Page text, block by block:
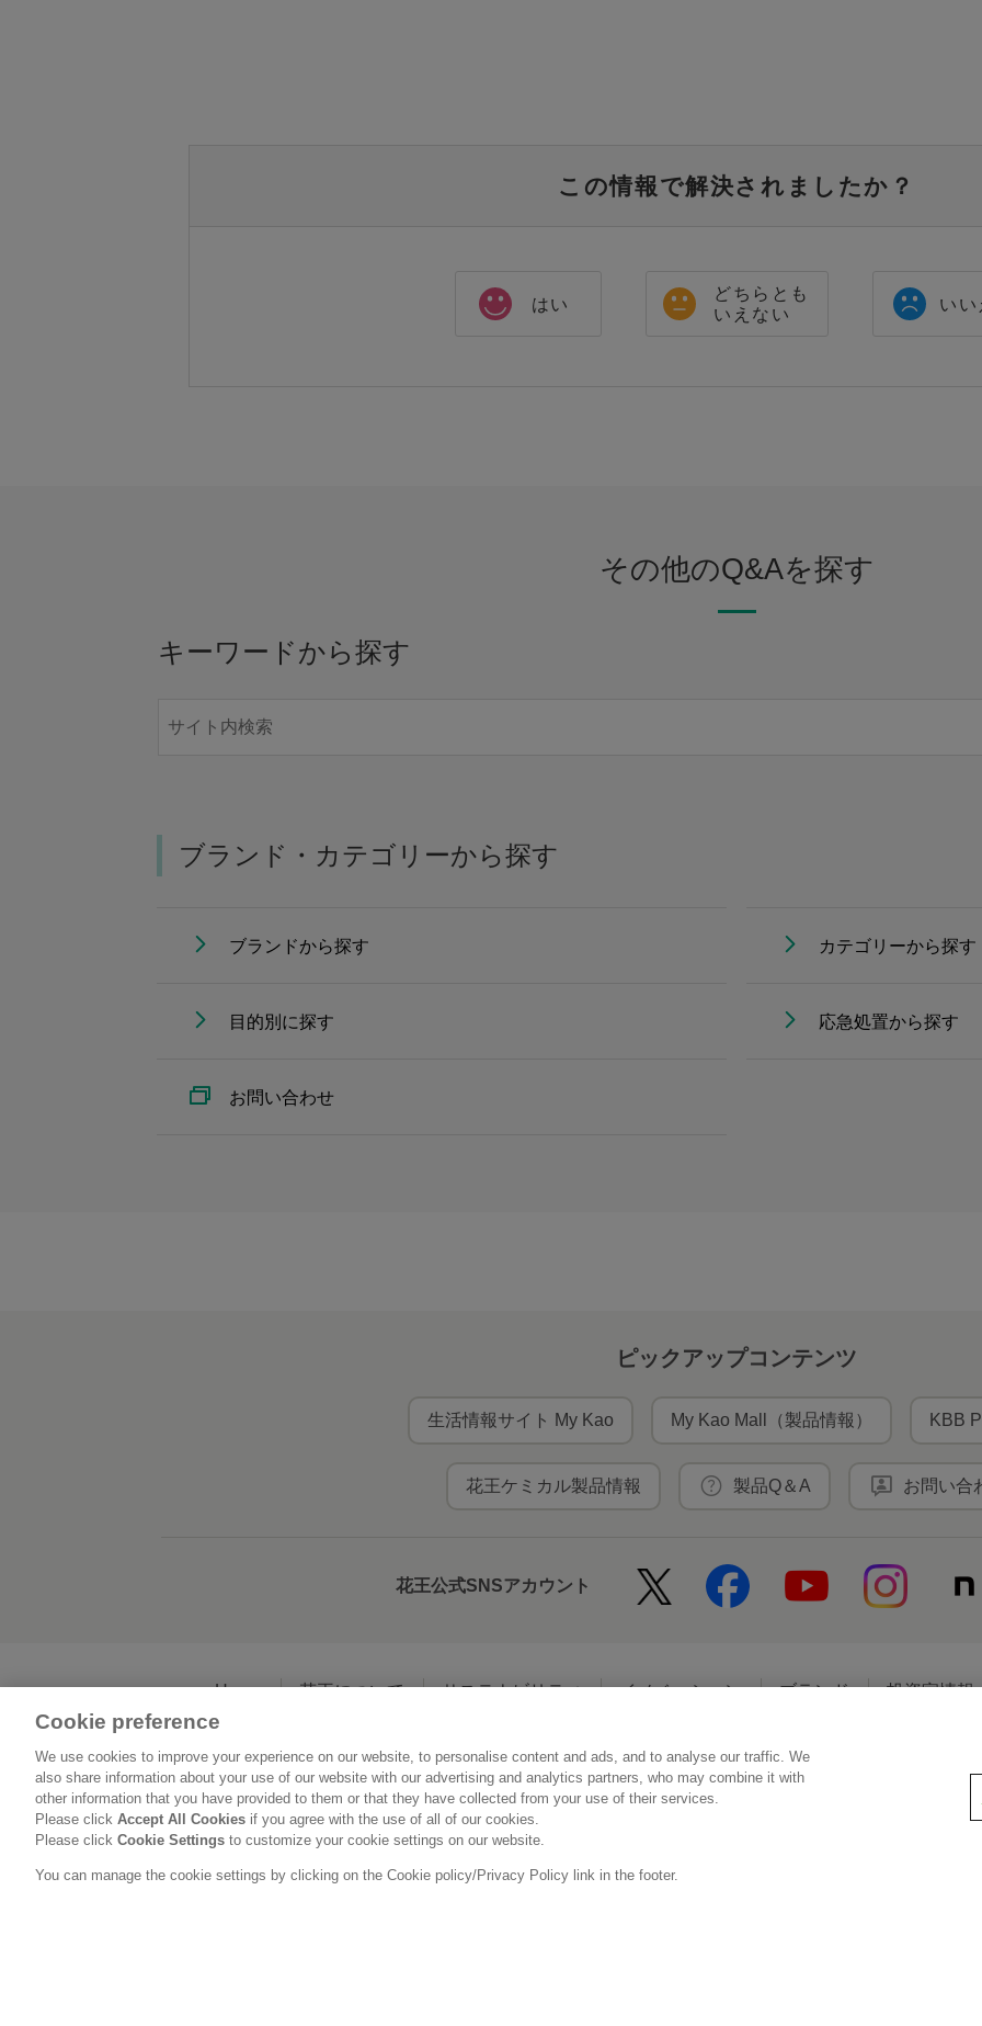
この情報で解決されましたか？
はい
どちらとも
いえない
いい
その他のQ&Aを探す
キーワードから探す
ブランド・カテゴリーから探す
ブランドから探す カテゴリーから探す
目的別に探す 応急処置から探す
お問い合わせ
ピックアップコンテンツ
生活情報サイト My Kao My Kao Mall（製品情報） KBB
花王ケミカル製品情報 製品Q＆A お問い合
花王公式SNSアカウント
Home 花王について サステナビリティ イノベーション ブランド 投資家情報
利用規約 花王のアクセシビリティ 個人情報保護方針 利用者情報の外部送信
Cookie preference
We use cookies to improve your experience on our website, to personalise content and ads, and to analyse our traffic. We
also share information about your use of our website with our advertising and analytics partners, who may combine it with
other information that you have provided to them or that they have collected from your use of their services.
Please click Accept All Cookies if you agree with the use of all of our cookies.
Please click Cookie Settings to customize your cookie settings on our website.
You can manage the cookie settings by clicking on the Cookie policy/Privacy Policy link in the footer.